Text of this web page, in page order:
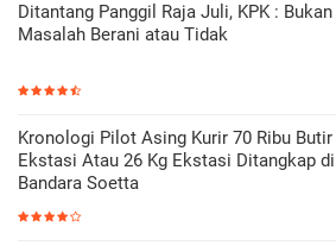
Ditantang Panggil Raja Juli, KPK : Bukan
Masalah Berani atau Tidak
Kronologi Pilot Asing Kurir 70 Ribu Butir
Ekstasi Atau 26 Kg Ekstasi Ditangkap di
Bandara Soetta